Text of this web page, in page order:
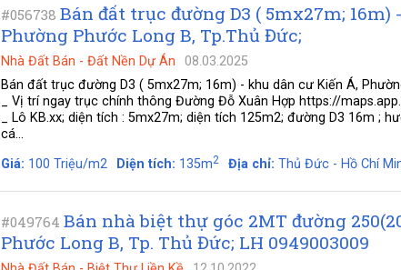
#056738 Bán đất trục đường D3 ( 5mx27m;
Phường Phước Long B, Tp.Thủ Đức;
Nhà Đất Bán - Đất Nền Dự Án
08.03.2025
Bán đất trục đường D3 ( 5mx27m; 16m) - khu dân cư Kiến Á,
_ Vị trí ngay trục chính thông Đường Đỗ Xuân Hợp https://
_ Lô KB.xx; diện tích : 5mx27m; diện tích 125m2; đường D3 16m ;
cá...
Giá: 100 Triệu/m2 Diện tích: 135m2 Địa chỉ: Thủ Đức - Hồ Chí
#049764 Bán nhà biệt thự góc 2MT đường
Phước Long B, Tp. Thủ Đức; LH 0949003009